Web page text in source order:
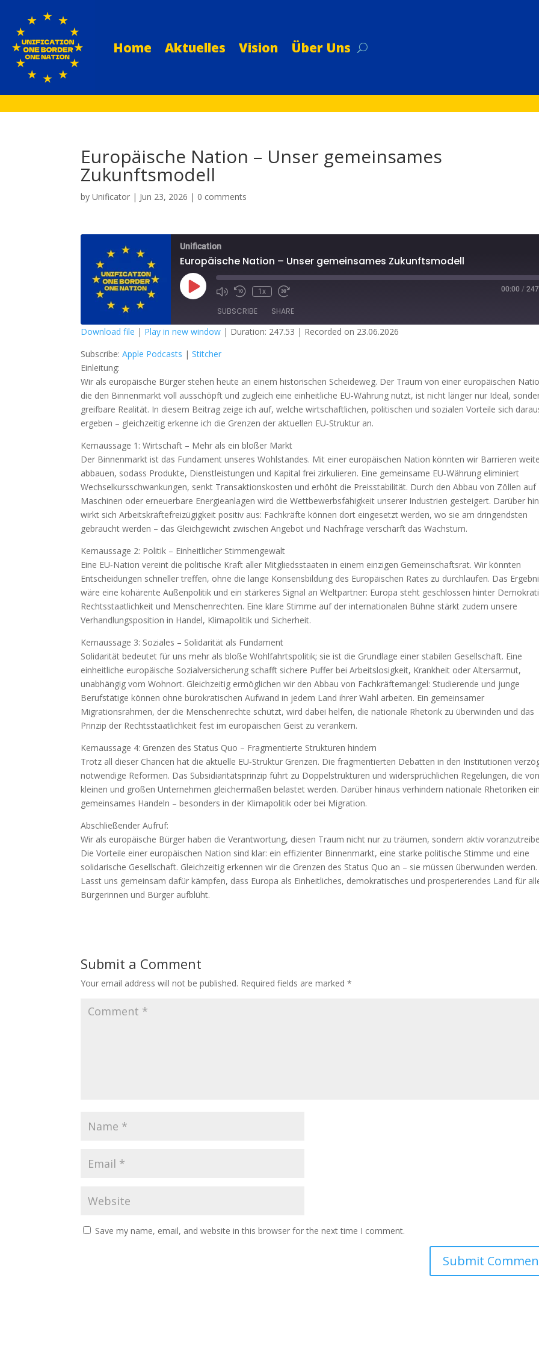
Home Aktuelles Vision Über Uns
Europäische Nation – Unser gemeinsames
Zukunftsmodell
byUnificator | Jun 23, 2026 | 0 comments
Unification
Europäische Nation – Unser gemeinsames Zukunftsmodell
Play
Episode
1x 00:00 /
SUBSCRIBE SHARE
Apple Podcasts
RSS FEED
SHARE
LINK
EMBED
Download file | Play in new window | Duration: 247.53 | Recorded on 23.06.2026
Subscribe:Apple Podcasts |Stitcher
Einleitung:
Wir als europäische Bürger stehen heute an einem historischen Scheideweg. Der Traum von einer europäischen
die den Binnenmarkt voll ausschöpft und zugleich eine einheitliche EU‑Währung nutzt, ist nicht länger nur Ideal,
greifbare Realität. In diesem Beitrag zeige ich auf, welche wirtschaftlichen, politischen und sozialen Vorteile sich
ergeben – gleichzeitig erkenne ich die Grenzen der aktuellen EU‑Struktur an.
Kernaussage 1: Wirtschaft – Mehr als ein bloßer Markt
Der Binnenmarkt ist das Fundament unseres Wohlstandes. Mit einer europäischen Nation könnten wir Barrieren
abbauen, sodass Produkte, Dienstleistungen und Kapital frei zirkulieren. Eine gemeinsame EU‑Währung eliminiert
Wechselkursschwankungen, senkt Transaktionskosten und erhöht die Preis­stabilität. Durch den Abbau von Zöllen auf
Maschinen oder erneuerbare Energieanlagen wird die Wettbewerbsfähigkeit unserer Industrien gesteigert. Darüber
wirkt sich Arbeitskräftefreizügigkeit positiv aus: Fachkräfte können dort eingesetzt werden, wo sie am dringendsten
gebraucht werden – das Gleichgewicht zwischen Angebot und Nachfrage verschärft das Wachstum.
Kernaussage 2: Politik – Einheitlicher Stimmengewalt
Eine EU‑Nation vereint die politische Kraft aller Mitgliedsstaaten in einem einzigen Gemeinschaftsrat. Wir könnten
Entscheidungen schneller treffen, ohne die lange Konsensbildung des Europäischen Rates zu durchlaufen. Das
wäre eine kohärente Außenpolitik und ein stärkeres Signal an Weltpartner: Europa steht geschlossen hinter
Rechtsstaatlichkeit und Menschenrechten. Eine klare Stimme auf der internationalen Bühne stärkt zudem unsere
Verhandlungsposition in Handel, Klimapolitik und Sicherheit.
Kernaussage 3: Soziales – Solidarität als Fundament
Solidarität bedeutet für uns mehr als bloße Wohlfahrtspolitik; sie ist die Grundlage einer stabilen Gesellschaft. Eine
einheitliche europäische Sozial­versicherung schafft sichere Puffer bei Arbeitslosigkeit, Krankheit oder Altersarmut,
unabhängig vom Wohnort. Gleichzeitig ermöglichen wir den Abbau von Fachkräftemangel: Studierende und junge
Berufstätige können ohne bürokratischen Aufwand in jedem Land ihrer Wahl arbeiten. Ein gemeinsamer
Migrationsrahmen, der die Menschenrechte schützt, wird dabei helfen, die nationale Rhetorik zu überwinden und das
Prinzip der Rechtsstaatlichkeit fest im europäischen Geist zu verankern.
Kernaussage 4: Grenzen des Status Quo – Fragmentierte Strukturen hindern
Trotz all dieser Chancen hat die aktuelle EU‑Struktur Grenzen. Die fragmentierten Debatten in den Institutionen
notwendige Reformen. Das Subsidiaritätsprinzip führt zu Doppelstrukturen und widersprüchlichen Regelungen, die von
kleinen und großen Unternehmen gleichermaßen belastet werden. Darüber hinaus verhindern nationale Rhetoriken ein
gemeinsames Handeln – besonders in der Klimapolitik oder bei Migration.
Abschließender Aufruf:
Wir als europäische Bürger haben die Verantwortung, diesen Traum nicht nur zu träumen, sondern aktiv
Die Vorteile einer europäischen Nation sind klar: ein effizienter Binnenmarkt, eine starke politische Stimme und eine
solidarische Gesellschaft. Gleichzeitig erkennen wir die Grenzen des Status Quo an – sie müssen überwunden werden.
Lasst uns gemeinsam dafür kämpfen, dass Europa als Einheitliches, demokratisches und prosperierendes Land für
Bürgerinnen und Bürger aufblüht.
Submit a Comment
Your email address will not be published. Required fields are marked*
Save my name, email, and website in this browser for the next time I comment.